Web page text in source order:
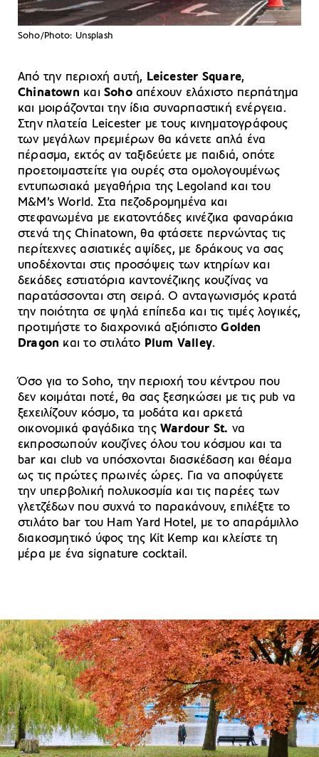
Soho/Photo: Unsplash
Από την περιοχή αυτή, Leicester Square,
Chinatown και Sohoαπέχουν ελάχιστο περπάτημα
και μοιράζονται την ίδια συναρπαστική ενέργεια.
Στην πλατεία Leicester με τους κινηματογράφους
των μεγάλων πρεμιέρων θα κάνετε απλά ένα
πέρασμα, εκτός αν ταξιδεύετε με παιδιά, οπότε
προετοιμαστείτε για ουρές στα ομολογουμένως
εντυπωσιακά μεγαθήρια της Legoland και του
M&M’s World. Στα πεζοδρομημένα και
στεφανωμένα με εκατοντάδες κινέζικα φαναράκια
στενά της Chinatown, θα φτάσετε περνώντας τις
περίτεχνες ασιατικές αψίδες, με δράκους να σας
υποδέχονται στις προσόψεις των κτηρίων και
δεκάδες εστιατόρια καντονέζικης κουζίνας να
παρατάσσονται στη σειρά. Ο ανταγωνισμός κρατά
την ποιότητα σε ψηλά επίπεδα και τις τιμές λογικές,
προτιμήστε το διαχρονικά αξιόπιστοGolden
Dragon και το στιλάτο Plum Valley.
Όσο για το Soho, την περιοχή του κέντρου που
δεν κοιμάται ποτέ, θα σας ξεσηκώσει με τις pub να
ξεχειλίζουν κόσμο, τα μοδάτα και αρκετά
οικονομικά φαγάδικα τηςWardour St. να
εκπροσωπούν κουζίνες όλου του κόσμου και τα
bar και club να υπόσχονται διασκέδαση και θέαμα
ως τις πρώτες πρωινές ώρες. Για να αποφύγετε
την υπερβολική πολυκοσμία και τις παρέες των
γλετζέδων που συχνά το παρακάνουν, επιλέξτε το
στιλάτο bar του Ham Yard Hotel, με το απαράμιλλο
διακοσμητικό ύφος της Kit Kemp και κλείστε τη
μέρα με ένα signature cocktail.